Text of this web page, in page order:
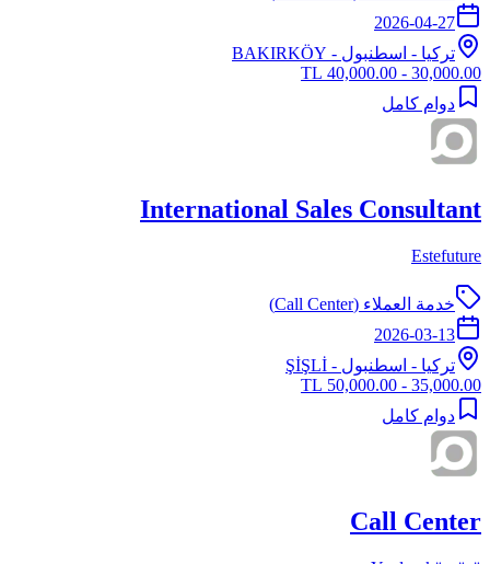
2026-04-27
تركيا - اسطنبول - BAKIRKÖY
30,000.00 - 40,000.00 TL
دوام كامل
International Sales Consultant
Estefuture
خدمة العملاء (Call Center)
2026-03-13
تركيا - اسطنبول - ŞİŞLİ
35,000.00 - 50,000.00 TL
دوام كامل
Call Center